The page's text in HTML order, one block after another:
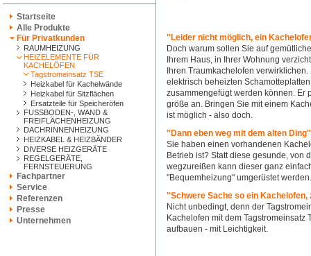
Startseite
Alle Produkte
Für Privatkunden
RAUMHEIZUNG
HEIZELEMENTE FÜR
KACHELÖFEN
Tagstromeinsatz TSE
Heizkabel für Kachelwände
Heizkabel für Sitzflächen
Ersatzteile für Speicheröfen
FUSSBODEN-, WAND &
FREIFLÄCHENHEIZUNG
DACHRINNENHEIZUNG
HEIZKABEL & HEIZBÄNDER
DIVERSE HEIZGERÄTE
REGELGERÄTE,
FERNSTEUERUNG
Fachpartner
Service
Referenzen
Presse
Unternehmen
"Leider nicht möglich, ein
Doch warum sollen Sie auf
Ihrem Haus, in Ihrer Wohnung
Ihren Traumkachelofen
elektrisch beheizten
zusammengefügt werden können. Er
größe an. Bringen Sie mit einem
ist möglich - also doch.
"Dann eben weg mit dem alten
Sie haben einen vorhandenen
Betrieb ist? Statt diese gesunde,
wegzureißen kann dieser ganz
"Bequemheizung" umgerüstet werden.
"Schwere Sache so ein
Nicht unbedingt, denn der
Kachelofen mit dem
aufbauen - mit Leichtigkeit.